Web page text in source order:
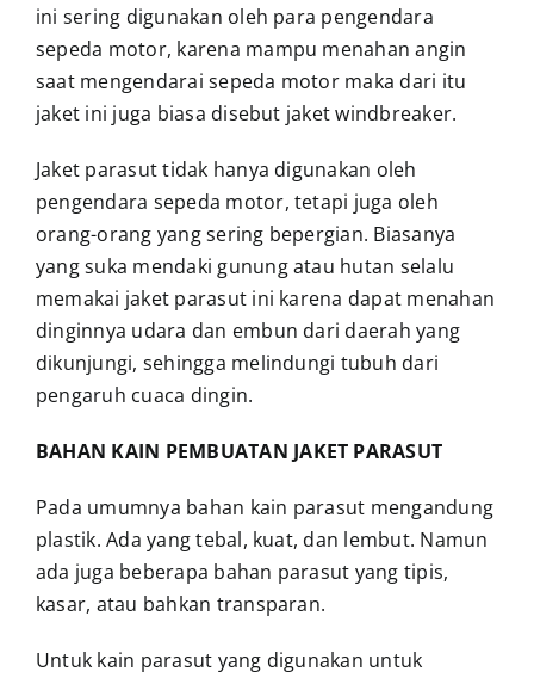
ini sering digunakan oleh para pengendara
sepeda motor, karena mampu menahan angin
saat mengendarai sepeda motor maka dari itu
jaket ini juga biasa disebut jaket windbreaker.
Jaket parasut tidak hanya digunakan oleh
pengendara sepeda motor, tetapi juga oleh
orang-orang yang sering bepergian. Biasanya
yang suka mendaki gunung atau hutan selalu
memakai jaket parasut ini karena dapat menahan
dinginnya udara dan embun dari daerah yang
dikunjungi, sehingga melindungi tubuh dari
pengaruh cuaca dingin.
BAHAN KAIN PEMBUATAN JAKET PARASUT
Pada umumnya bahan kain parasut mengandung
plastik. Ada yang tebal, kuat, dan lembut. Namun
ada juga beberapa bahan parasut yang tipis,
kasar, atau bahkan transparan.
Untuk kain parasut yang digunakan untuk